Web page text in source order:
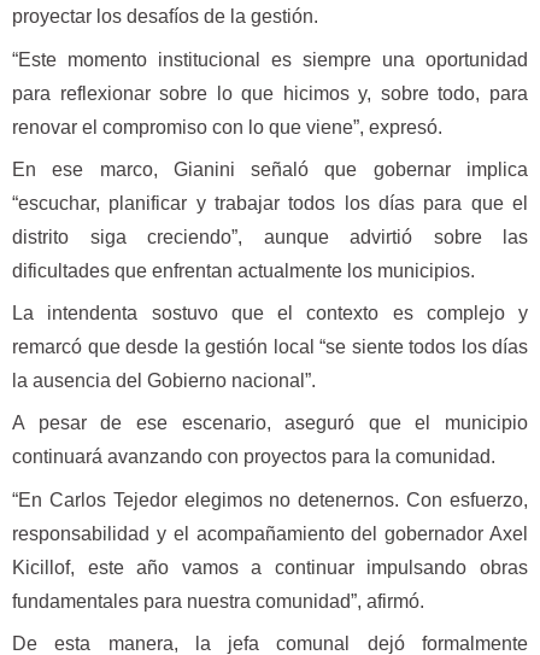
proyectar los desafíos de la gestión.
“Este momento institucional es siempre una oportunidad
para reflexionar sobre lo que hicimos y, sobre todo, para
renovar el compromiso con lo que viene”, expresó.
En ese marco, Gianini señaló que gobernar implica
“escuchar, planificar y trabajar todos los días para que el
distrito siga creciendo”, aunque advirtió sobre las
dificultades que enfrentan actualmente los municipios.
La intendenta sostuvo que el contexto es complejo y
remarcó que desde la gestión local “se siente todos los días
la ausencia del Gobierno nacional”.
A pesar de ese escenario, aseguró que el municipio
continuará avanzando con proyectos para la comunidad.
“En Carlos Tejedor elegimos no detenernos. Con esfuerzo,
responsabilidad y el acompañamiento del gobernador Axel
Kicillof, este año vamos a continuar impulsando obras
fundamentales para nuestra comunidad”, afirmó.
De esta manera, la jefa comunal dejó formalmente